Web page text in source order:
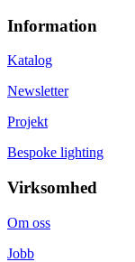
Information
Katalog
Newsletter
Projekt
Bespoke lighting
Virksomhed
Om oss
Jobb